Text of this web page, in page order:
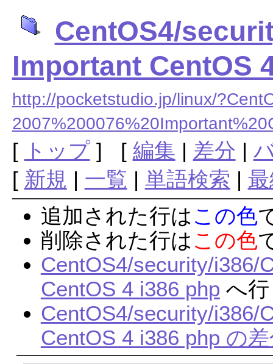
CentOS4/
Important CentOS
http://pocketstudio.jp/linux/
[ トップ] [ 編集 | 差分 |
[ 新規 | 一覧 | 単語検索 |
追加された行は この色
削除された行は この色
CentOS4/security/i386/
CentOS 4 i386 php へ
CentOS4/security/i386/
CentOS 4 i386 php の